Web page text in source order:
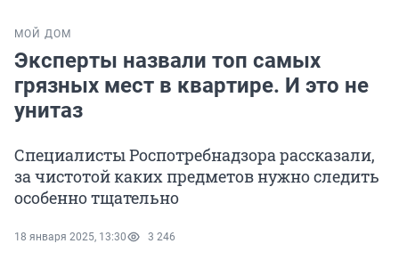
МОЙ ДОМ
Эксперты назвали топ самых
грязных мест в квартире. И это не
унитаз
Специалисты Роспотребнадзора рассказали,
за чистотой каких предметов нужно следить
особенно тщательно
18 января 2025, 13:30 3 246